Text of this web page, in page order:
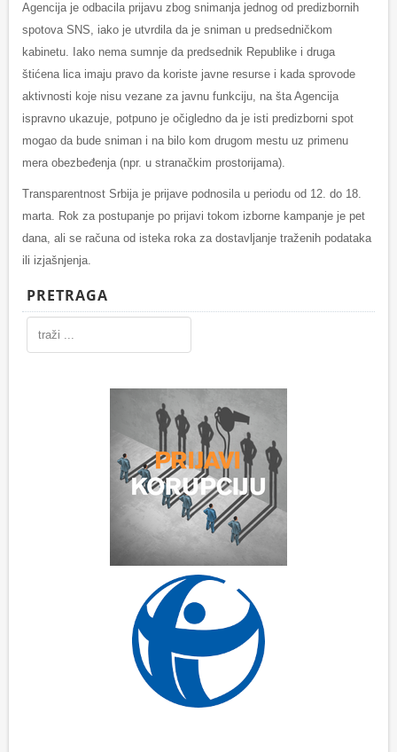
Agencija je odbacila prijavu zbog snimanja jednog od predizbornih
spotova SNS, iako je utvrdila da je sniman u predsedničkom
kabinetu. Iako nema sumnje da predsednik Republike i druga
štićena lica imaju pravo da koriste javne resurse i kada sprovode
aktivnosti koje nisu vezane za javnu funkciju, na šta Agencija
ispravno ukazuje, potpuno je očigledno da je isti predizborni spot
mogao da bude sniman i na bilo kom drugom mestu uz primenu
mera obezbeđenja (npr. u stranačkim prostorijama).
Transparentnost Srbija je prijave podnosila u periodu od 12. do 18.
marta. Rok za postupanje po prijavi tokom izborne kampanje je pet
dana, ali se računa od isteka roka za dostavljanje traženih podataka
ili izjašnjenja.
PRETRAGA